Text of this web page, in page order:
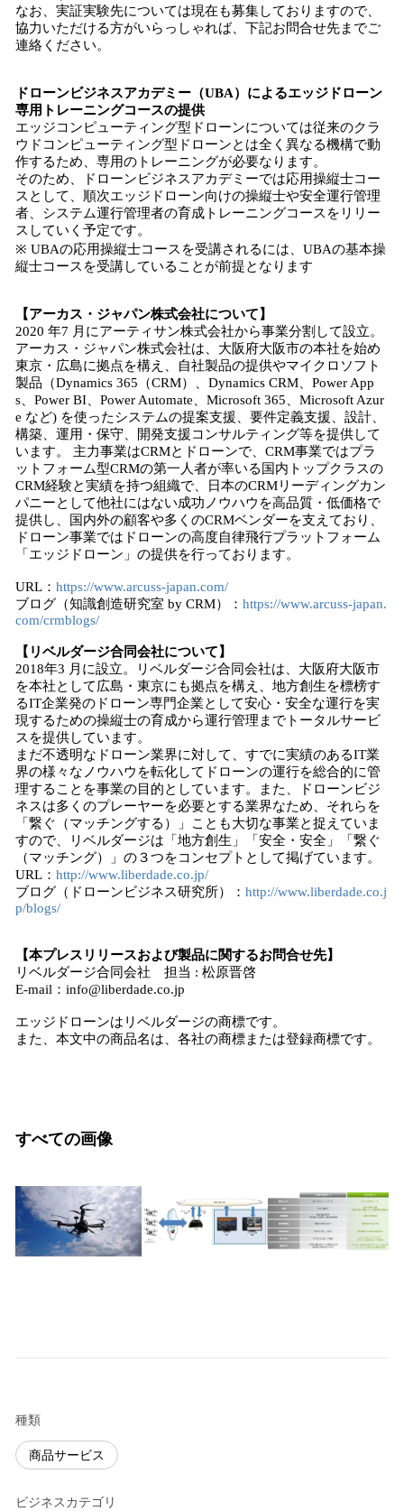
なお、実証実験先については現在も募集しておりますので、
協力いただける方がいらっしゃれば、下記お問合せ先までご
連絡ください。
ドローンビジネスアカデミー（UBA）によるエッジドローン
専用トレーニングコースの提供
エッジコンピューティング型ドローンについては従来のクラ
ウドコンピューティング型ドローンとは全く異なる機構で動
作するため、専用のトレーニングが必要なります。
そのため、ドローンビジネスアカデミーでは応用操縦士コー
スとして、順次エッジドローン向けの操縦士や安全運行管理
者、システム運行管理者の育成トレーニングコースをリリー
スしていく予定です。
※ UBAの応用操縦士コースを受講されるには、UBAの基本操
縦士コースを受講していることが前提となります
【アーカス・ジャパン株式会社について】
2020 年7 月にアーティサン株式会社から事業分割して設立。
アーカス・ジャパン株式会社は、大阪府大阪市の本社を始め
東京・広島に拠点を構え、自社製品の提供やマイクロソフト
製品（Dynamics 365（CRM）、Dynamics CRM、Power App
s、Power BI、Power Automate、Microsoft 365、Microsoft Azur
e など) を使ったシステムの提案支援、要件定義支援、設計、
構築、運用・保守、開発支援コンサルティング等を提供して
います。 主力事業はCRMとドローンで、CRM事業ではプラ
ットフォーム型CRMの第一人者が率いる国内トップクラスの
CRM経験と実績を持つ組織で、日本のCRMリーディングカン
パニーとして他社にはない成功ノウハウを高品質・低価格で
提供し、国内外の顧客や多くのCRMベンダーを支えており、
ドローン事業ではドローンの高度自律飛行プラットフォーム
「エッジドローン」の提供を行っております。
URL： https://www.arcuss-japan.com/
ブログ（知識創造研究室 by CRM）： https://www.arcuss-japan.
com/crmblogs/
【 リベルダージ合同会社について】
2018年3 月に設立。リベルダージ合同会社は、大阪府大阪市
を本社として広島・東京にも拠点を構え、地方創生を標榜す
るIT企業発のドローン専門企業として安心・安全な運行を実
現するための操縦士の育成から運行管理までトータルサービ
スを提供しています。
まだ不透明なドローン業界に対して、すでに実績のあるIT業
界の様々なノウハウを転化してドローンの運行を総合的に管
理することを事業の目的としています。また、ドローンビジ
ネスは多くのプレーヤーを必要とする業界なため、それらを
「繋ぐ（マッチングする）」ことも大切な事業と捉えていま
すので、リベルダージは「地方創生」「安全・安全」「繋ぐ
（マッチング）」の３つをコンセプトとして掲げています。
URL： http://www.liberdade.co.jp/
ブログ（ドローンビジネス研究所）： http://www.liberdade.co.j
p/blogs/
【本プレスリリースおよび製品に関するお問合せ先】
リベルダージ合同会社 担当 : 松原晋啓
E-mail：info@liberdade.co.jp
エッジドローンはリベルダージの商標です。
また、本文中の商品名は、各社の商標または登録商標です。
すべての画像
種類
商品サービス
ビジネスカテゴリ